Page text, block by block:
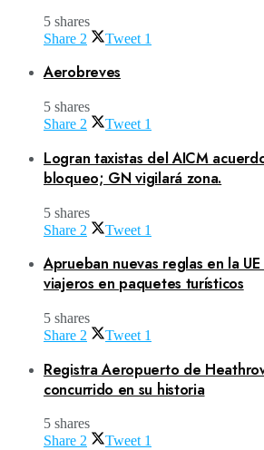
5 shares
Share 2 Tweet 1
Aerobreves
5 shares
Share 2 Tweet 1
Logran taxistas del AICM
bloqueo; GN vigilará zona.
5 shares
Share 2 Tweet 1
Aprueban nuevas reglas en la
viajeros en paquetes turísticos
5 shares
Share 2 Tweet 1
Registra Aeropuerto de
concurrido en su historia
5 shares
Share 2 Tweet 1